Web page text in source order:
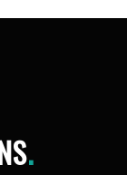
.